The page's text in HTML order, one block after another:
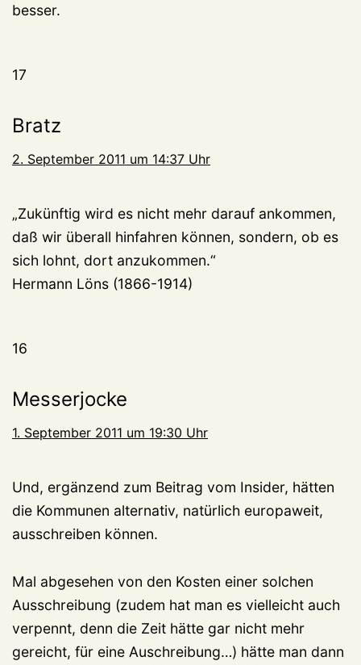
besser.
17
Bratz
2. September 2011 um 14:37 Uhr
„Zukünftig wird es nicht mehr darauf ankommen,
daß wir überall hinfahren können, sondern, ob es
sich lohnt, dort anzukommen.“
Hermann Löns (1866-1914)
16
Messerjocke
1. September 2011 um 19:30 Uhr
Und, ergänzend zum Beitrag vom Insider, hätten
die Kommunen alternativ, natürlich europaweit,
ausschreiben können.
Mal abgesehen von den Kosten einer solchen
Ausschreibung (zudem hat man es vielleicht auch
verpennt, denn die Zeit hätte gar nicht mehr
gereicht, für eine Auschreibung…) hätte man dann